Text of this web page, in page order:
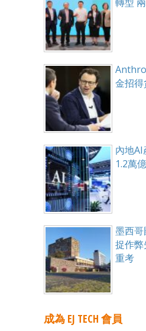
金招得
內地
1.2萬億
墨西
捉作
重考
成為 EJ TECH 會員